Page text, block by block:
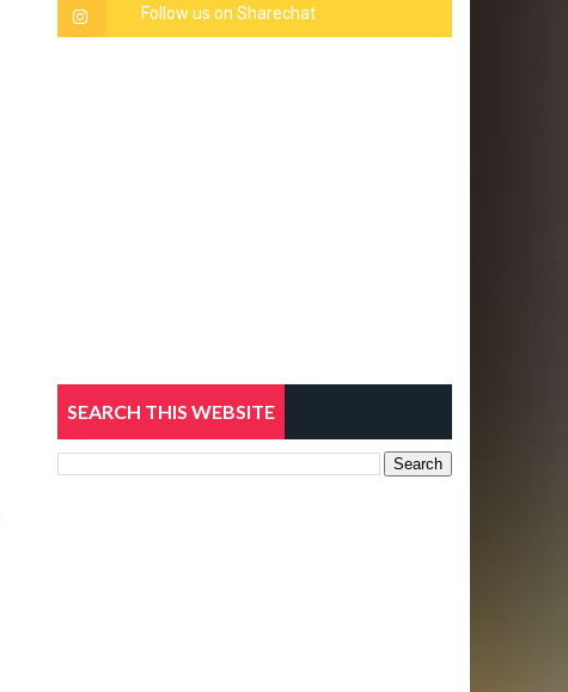
SEARCH THIS WEBSITE